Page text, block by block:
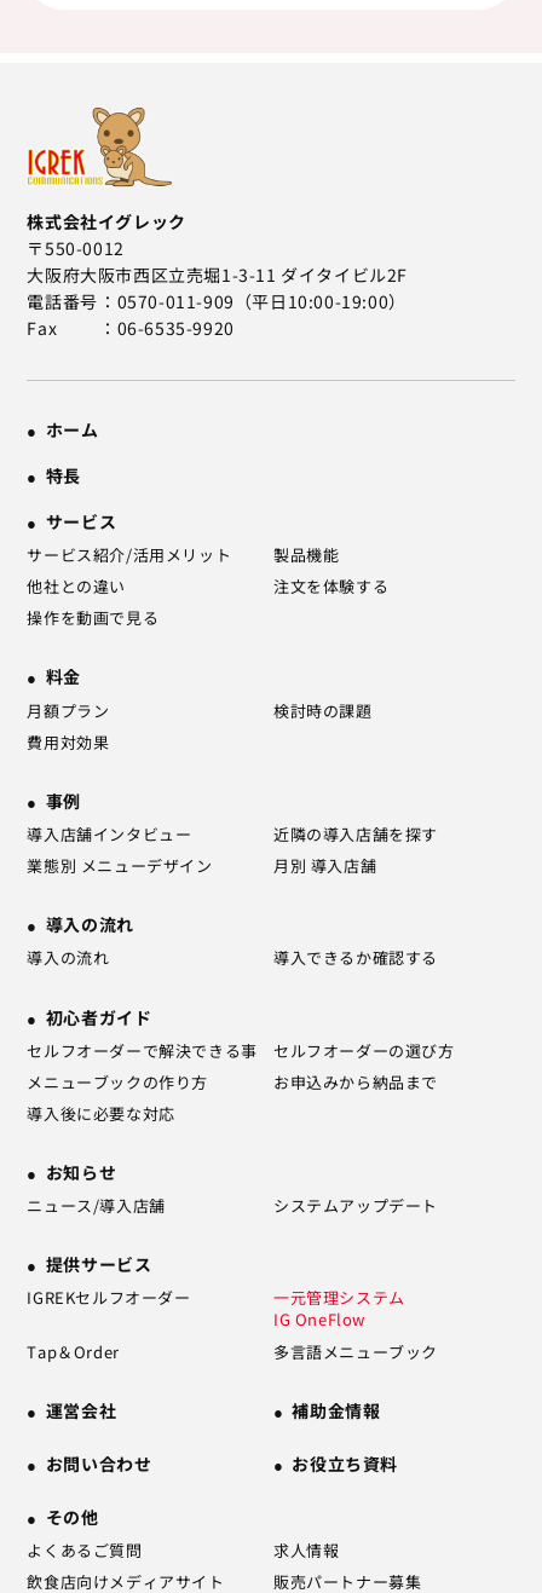
株式会社イグレック
〒550-0012
大阪府大阪市西区立売堀1-3-11 ダイタイビル2F
電話番号
0570-011-909（平日10:00-19:00）
Fax
06-6535-9920
ホーム
特長
サービス
サービス紹介/活用メリット
製品機能
他社との違い
注文を体験する
操作を動画で見る
料金
月額プラン
検討時の課題
費用対効果
事例
導入店舗インタビュー
近隣の導入店舗を探す
業態別 メニューデザイン
月別 導入店舗
導入の流れ
導入の流れ 導入できるか確認する
初心者ガイド
セルフオーダーで解決できる事
セルフオーダーの選び方
メニューブックの作り方
お申込みから納品まで
導入後に必要な対応
お知らせ
ニュース/導入店舗 システムアップデート
提供サービス
IGREKセルフオーダー
一元管理システム
IG OneFlow
Tap＆Order
多言語メニューブック
運営会社 補助金情報
お問い合わせ お役立ち資料
その他
よくあるご質問
求人情報
飲食店向けメディアサイト
販売パートナー募集